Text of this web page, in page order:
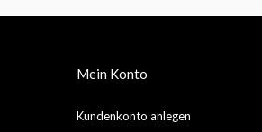
Mein Konto
Kundenkonto anlegen